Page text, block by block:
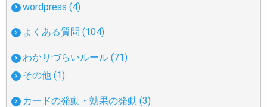
wordpress (4)
よくある質問 (104)
わかりづらいルール (71)
その他 (1)
カードの発動・効果の発動 (3)